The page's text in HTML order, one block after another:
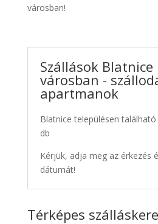
városban!
Szállások Blatnice
városban -
apartmanok
Blatnice településen található
db
Kérjük, adja meg az érkezés
dátumát!
Térképes